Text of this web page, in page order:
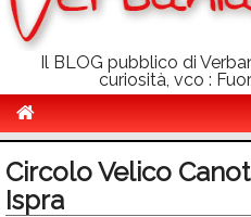
Il BLOG pubblico di
curiosità, vco :
Politica
Circolo Velico
Ispra